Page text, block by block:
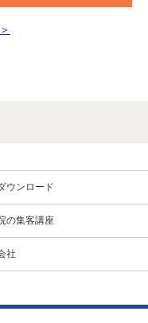
ウンロード
の集客講座
社